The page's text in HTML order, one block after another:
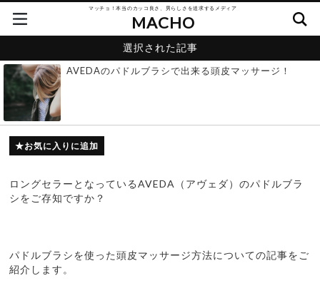
マッチョ！本当のカッコ良さ、男らしさを追求するメディア
MACHO
選択された記事
AVEDAのパドルブラシで出来る頭皮マッサージ！
お気に入りに追加
ロングセラーとなっているAVEDA（アヴェダ）のパドルブラ
シをご存知ですか？
パドルブラシを使った頭皮マッサージ方法についての記事をご
紹介します。